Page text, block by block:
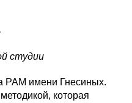
студии
РАМ имени Гнесиных.
которая